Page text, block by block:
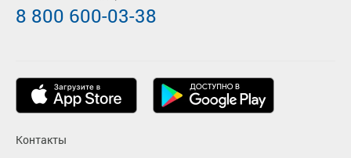
Контакты
8 800 600-03-38